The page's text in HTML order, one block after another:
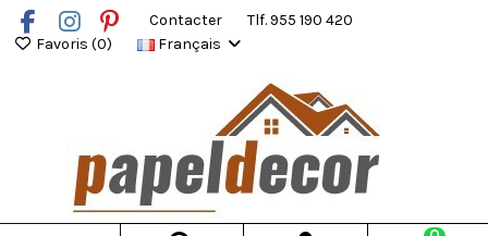
Contacter
Tlf. 955 190 420
Favoris (0) Français